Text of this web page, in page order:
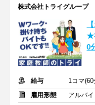
株式会社トライグルー
★
0
給与
1コマ
雇用形態
アルバ